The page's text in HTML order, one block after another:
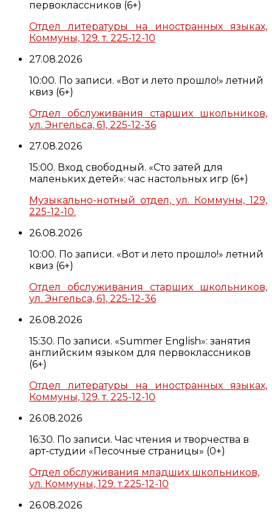
первоклассников (6+)
Отдел литературы на иностранных языках,
Коммуны, 129. т. 225-12-10
27.08.2026
10:00. По записи. «Вот и лето прошло!» летний
квиз (6+)
Отдел обслуживания старших школьников,
ул. Энгельса, 61, 225-12-36
27.08.2026
15:00. Вход свободный. «Сто затей для
маленьких детей»: час настольных игр (6+)
Музыкально-нотный отдел, ул. Коммуны, 129,
225-12-10.
26.08.2026
10:00. По записи. «Вот и лето прошло!» летний
квиз (6+)
Отдел обслуживания старших школьников,
ул. Энгельса, 61, 225-12-36
26.08.2026
15:30. По записи. «Summer English»: занятия
английским языком для первоклассников
(6+)
Отдел литературы на иностранных языках,
Коммуны, 129. т. 225-12-10
26.08.2026
16:30. По записи. Час чтения и творчества в
арт-студии «Песочные страницы» (0+)
Отдел обслуживания младших школьников,
ул. Коммуны, 129. т.225-12-10
26.08.2026